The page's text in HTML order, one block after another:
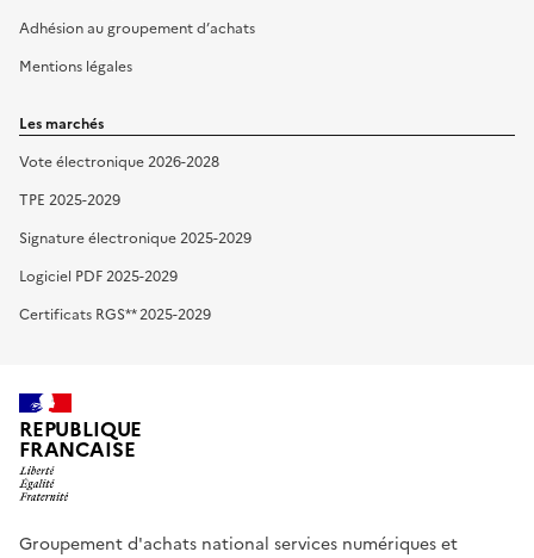
Adhésion au groupement d’achats
Mentions légales
Les marchés
Vote électronique 2026-2028
TPE 2025-2029
Signature électronique 2025-2029
Logiciel PDF 2025-2029
Certificats RGS** 2025-2029
REPUBLIQUE
FRANCAISE
Groupement d'achats national services numériques et